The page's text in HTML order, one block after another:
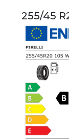
255/45